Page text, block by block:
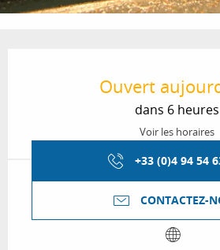
Ouvert
dans 6 heures
Voir les horaires
+33 (0)4 94 54
CONTACTEZ-